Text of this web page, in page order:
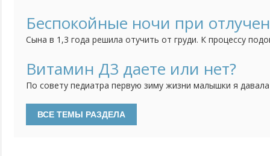
сделать серебрение. Зубки мы чистим, но результат
теперь не знаю стоить ли делать процедуру серебрения
Беспокойные ночи при
Сына в 1,3 года решила отучить от груди. К процессу
несколько часов оставляя его одного, потом на полдня.
дневные кормления уменьшились до "вокруг сна", ночью
Витамин Д3 даете или нет?
По совету педиатра первую зиму жизни малышки я
давать витамин Д3. Особенностей развития нет,
делать, если ребенку уже 2 года и гуляем регулярно?